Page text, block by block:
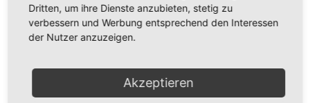
Rebsorten international
Tafeltraubensorten
Dritten, um ihre Dienste anzubieten, stetig zu
verbessern und Werbung entsprechend den Interessen
der Nutzer anzuzeigen.
Akzeptieren